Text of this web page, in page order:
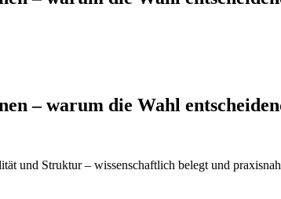
– warum die Wahl
und Struktur – wissenschaftlich belegt und